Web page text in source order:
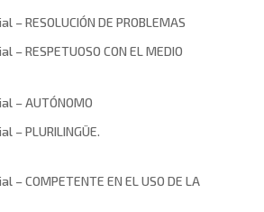
RESOLUCIÓN DE PROBLEMAS
RESPETUOSO CON EL MEDIO
– AUTÓNOMO
– PLURILINGÜE.
– COMPETENTE EN EL USO DE LA